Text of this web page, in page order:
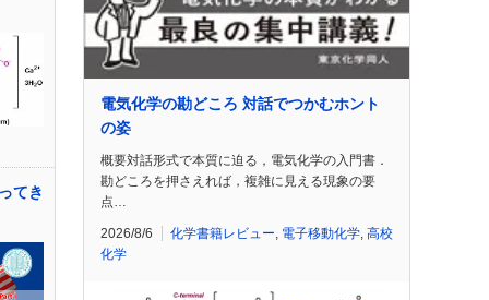
てき
電気化学の勘どころ 対話でつかむホント
の姿
概要対話形式で本質に迫る，電気化学の入門書．
勘どころを押さえれば，複雑に見える現象の要
点…
2026/8/6 化学書籍レビュー 電子移動化学 高校
化学